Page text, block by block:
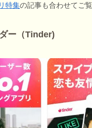
特集の記事も合わせてご覧
ー（Tinder)